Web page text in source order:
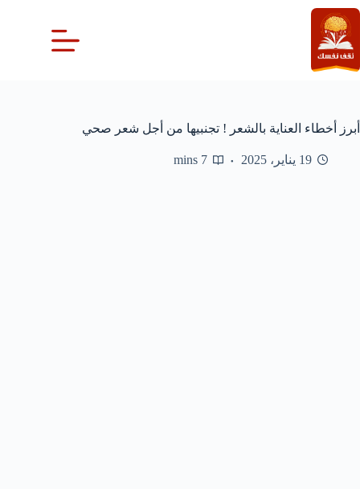
التجاوز
إلى
المحتوى
أبرز أخطاء العناية بالشعر ! تجنبيها من أجل شعر صحي
19 يناير، 2025 7 mins